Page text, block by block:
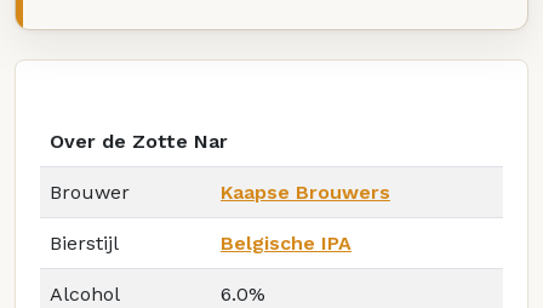
Over de Zotte Nar
Brouwer Kaapse Brouwers
Bierstijl Belgische IPA
Alcohol 6.0%